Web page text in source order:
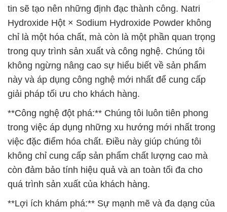
tin sẽ tạo nên những định đạc thành công. Natri
Hydroxide Hột × Sodium Hydroxide Powder không
chỉ là một hóa chất, mà còn là một phần quan trọng
trong quy trình sản xuất và công nghệ. Chúng tôi
không ngừng nâng cao sự hiểu biết về sản phẩm
này và áp dụng công nghệ mới nhất để cung cấp
giải pháp tối ưu cho khách hàng.
**Công nghệ đột phá:** Chúng tôi luôn tiên phong
trong việc áp dụng những xu hướng mới nhất trong
việc đặc điểm hóa chất. Điều này giúp chúng tôi
không chỉ cung cấp sản phẩm chất lượng cao mà
còn đảm bảo tính hiệu quả và an toàn tối đa cho
quá trình sản xuất của khách hàng.
**Lợi ích khám phá:** Sự mạnh mẽ và đa dạng của